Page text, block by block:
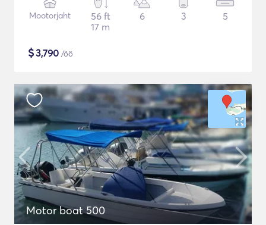
Mootorjaht
56 ft
17 m
6 3 5
$3,790 /öö
Motor boat 500